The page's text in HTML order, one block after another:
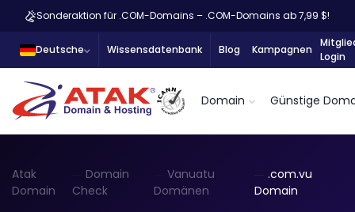
Sonderaktion für .COM-Domains – .COM-Domains ab 7,99 $!
Deutsche Wissensdatenbank Blog Kampagnen
Login
Domain Günstige
Atak
Domain
Domain
Check
Vanuatu
Domänen
.com.vu
Domain